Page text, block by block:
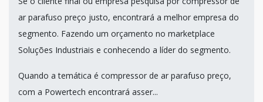
ar parafuso preço justo, encontrará a melhor empresa do
segmento. Fazendo um orçamento no marketplace
Soluções Industriais e conhecendo a líder do segmento.
Quando a temática é compressor de ar parafuso preço,
com a Powertech encontrará asser...